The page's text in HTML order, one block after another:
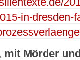
in-dresden-
Mörder